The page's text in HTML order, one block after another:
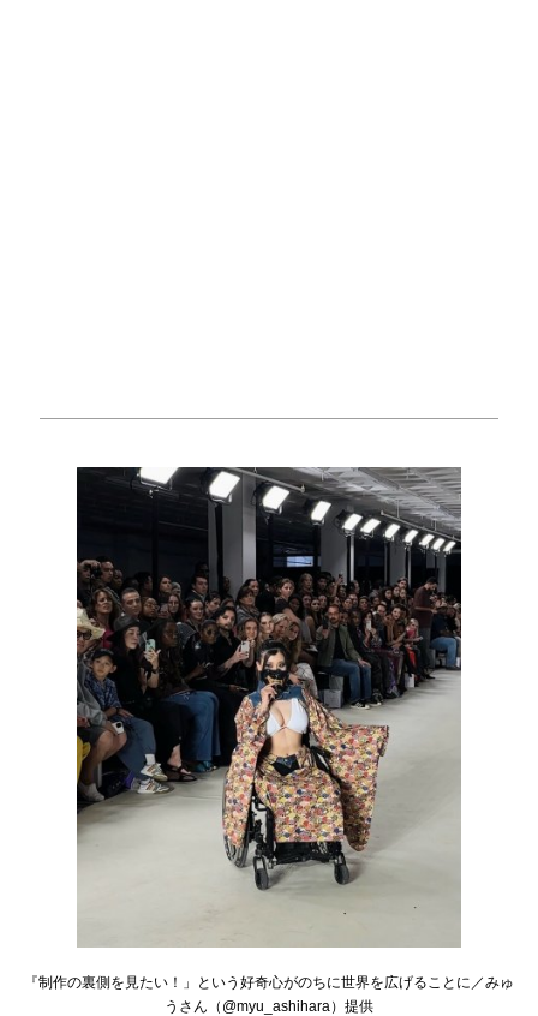
『制作の裏側を見たい！」という好奇心がのちに世界を広げることに／みゅ
うさん（@myu_ashihara）提供